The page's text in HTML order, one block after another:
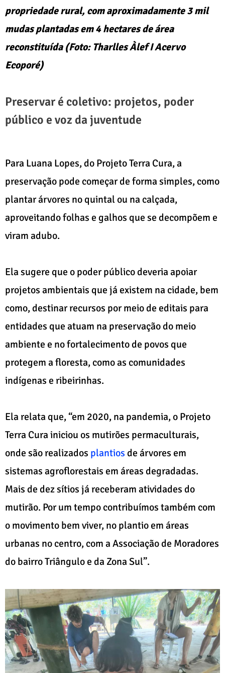
propriedade rural, com aproximadamente 3 mil
mudas plantadas em 4 hectares de área
reconstituída (Foto: Tharlles Àlef I Acervo
Ecoporé)
Preservar é coletivo: projetos, poder
público e voz da juventude
Para Luana Lopes, do Projeto Terra Cura, a
preservação pode começar de forma simples, como
plantar árvores no quintal ou na calçada,
aproveitando folhas e galhos que se decompõem e
viram adubo.
Ela sugere que o poder público deveria apoiar
projetos ambientais que já existem na cidade, bem
como, destinar recursos por meio de editais para
entidades que atuam na preservação do meio
ambiente e no fortalecimento de povos que
protegem a floresta, como as comunidades
indígenas e ribeirinhas.
Ela relata que, “em 2020, na pandemia, o Projeto
Terra Cura iniciou os mutirões permaculturais,
onde são realizados plantios de árvores em
sistemas agroflorestais em áreas degradadas.
Mais de dez sítios já receberam atividades do
mutirão. Por um tempo contribuímos também com
o movimento bem viver, no plantio em áreas
urbanas no centro, com a Associação de Moradores
do bairro Triângulo e da Zona Sul”.